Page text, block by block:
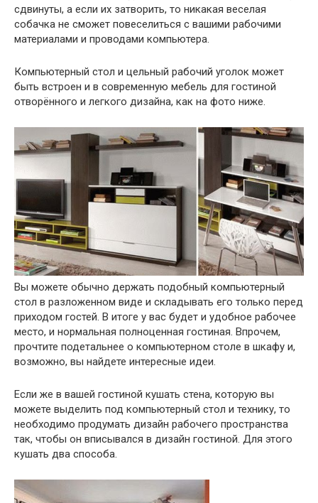
сдвинуты, а если их затворить, то никакая веселая
собачка не сможет повеселиться с вашими рабочими
материалами и проводами компьютера.
Компьютерный стол и цельный рабочий уголок может
быть встроен и в современную мебель для гостиной
отворённого и легкого дизайна, как на фото ниже.
Вы можете обычно держать подобный компьютерный
стол в разложенном виде и складывать его только перед
приходом гостей. В итоге у вас будет и удобное рабочее
место, и нормальная полноценная гостиная. Впрочем,
прочтите подетальнее о компьютерном столе в шкафу и,
возможно, вы найдете интересные идеи.
Если же в вашей гостиной кушать стена, которую вы
можете выделить под компьютерный стол и технику, то
необходимо продумать дизайн рабочего пространства
так, чтобы он вписывался в дизайн гостиной. Для этого
кушать два способа.